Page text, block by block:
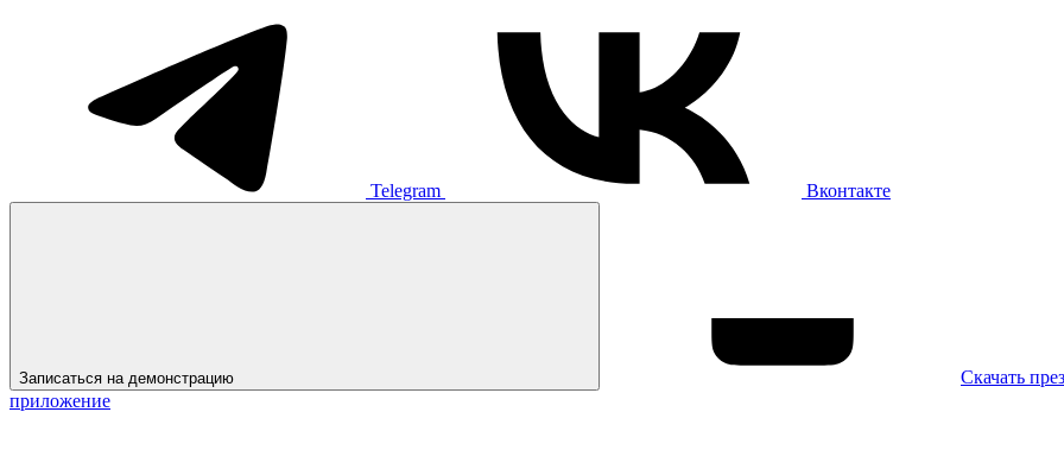
Telegram Вконтакте
Записаться на демонстрацию Скачать
приложение